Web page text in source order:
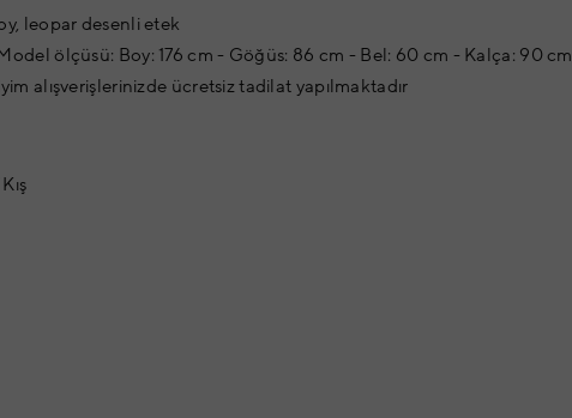
leopar desenli etek
ölçüsü: Boy: 176 cm - Göğüs: 86 cm - Bel: 60 cm - Kalça: 90 cm
alışverişlerinizde ücretsiz tadilat yapılmaktadır